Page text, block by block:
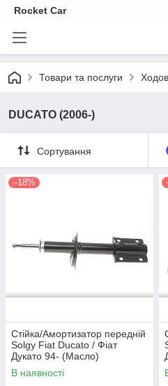
Rocket Car
Товари та послуги
DUCATO (2006-)
Сортування
–18%
Стійка/Амортизатор передній
Solgy Fiat Ducato / Фіат
Дукато 94- (Масло)
В наявності